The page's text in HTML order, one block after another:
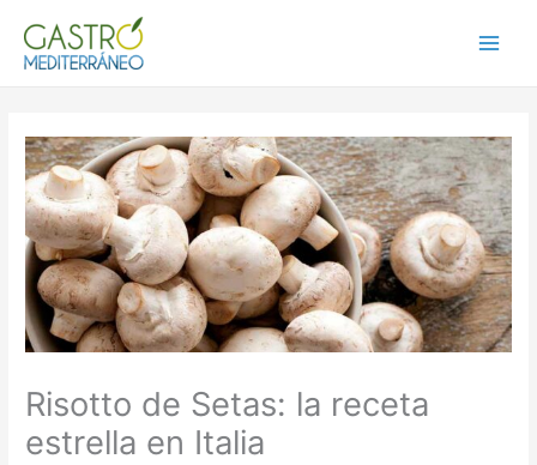
contenido
Risotto de Setas: la receta
estrella en Italia